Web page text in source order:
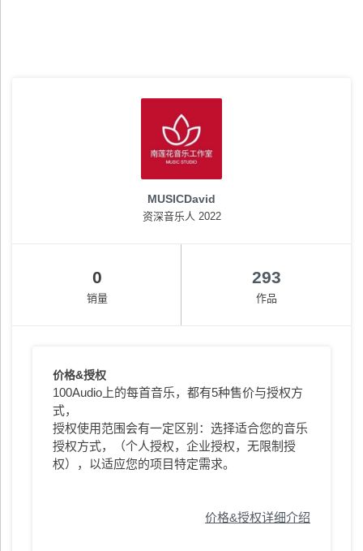
MUSICDavid
资深音乐人 2022
0
销量
293
作品
价格&授权
100Audio上的每首音乐，都有5种售价与授权方
式，
授权使用范围会有一定区别：选择适合您的音乐
授权方式，（个人授权，企业授权，无限制授
权），以适应您的项目特定需求。
价格&授权详细介绍